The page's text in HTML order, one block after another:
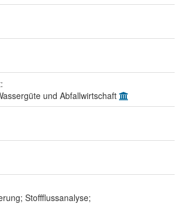
und Abfallwirtschaft
Stoffflussanalyse;